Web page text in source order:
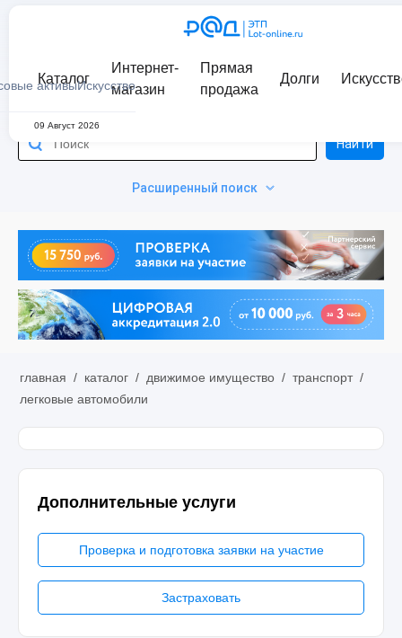
активыИскусство
Каталог
Интернет-
магазин
Прямая
продажа
Долги
09 Август 2026
Расширенный поиск
Найти
главная / каталог / движимое имущество / транспорт /
легковые автомобили
Дополнительные услуги
Проверка и подготовка заявки на участие
Застраховать